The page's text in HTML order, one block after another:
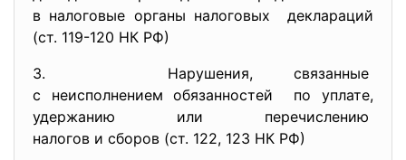
в налоговые органы налоговых деклараций
(ст. 119-120 НК РФ)
3. Нарушения, связанные
с неисполнением обязанностей по уплате,
удержанию или перечислению
налогов и сборов (ст. 122, 123 НК РФ)